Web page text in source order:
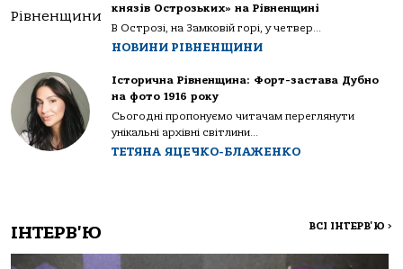
князів Острозьких» на Рівненщині
В Острозі, на Замковій горі, у четвер...
НОВИНИ РІВНЕНЩИНИ
Історична Рівненщина: Форт-застава Дубно
на фото 1916 року
Сьогодні пропонуємо читачам переглянути
унікальні архівні світлини...
ТЕТЯНА ЯЦЕЧКО-БЛАЖЕНКО
ІНТЕРВ'Ю ВСІ ІНТЕРВ'Ю >